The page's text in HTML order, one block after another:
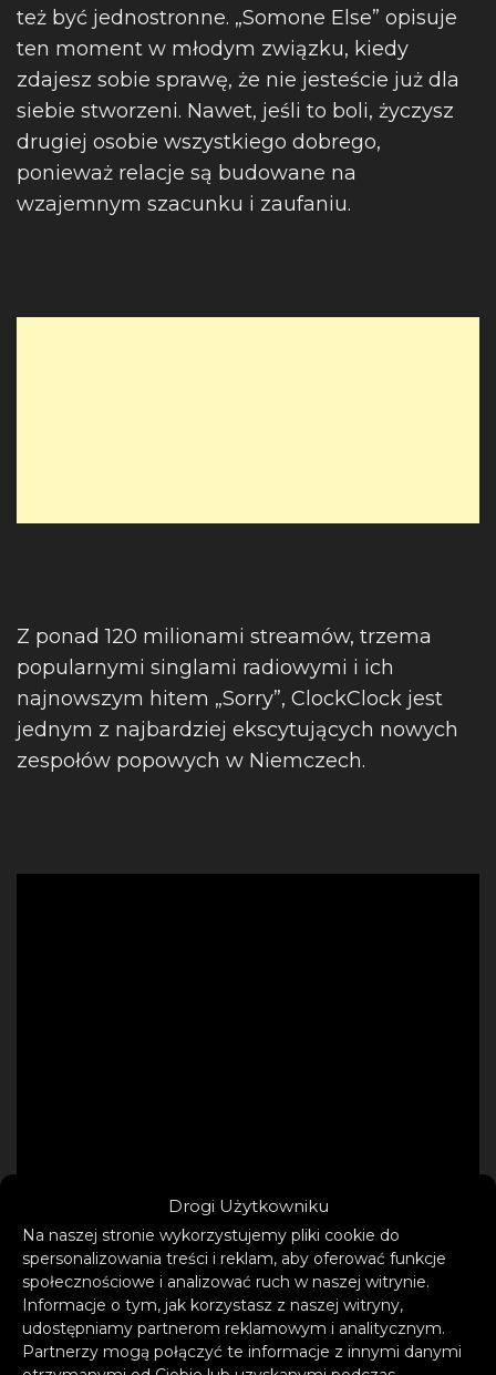
Drogi Użytkowniku
Na naszej stronie wykorzystujemy pliki cookie do
spersonalizowania treści i reklam, aby oferować funkcje
społecznościowe i analizować ruch w naszej witrynie.
Informacje o tym, jak korzystasz z naszej witryny,
udostępniamy partnerom reklamowym i analitycznym.
Partnerzy mogą połączyć te informacje z innymi danymi
też być jednostronne. „Somone Else” opisuje
ten moment w młodym związku, kiedy
zdajesz sobie sprawę, że nie jesteście już dla
siebie stworzeni. Nawet, jeśli to boli, życzysz
drugiej osobie wszystkiego dobrego,
ponieważ relacje są budowane na
wzajemnym szacunku i zaufaniu.
Z ponad 120 milionami streamów, trzema
popularnymi singlami radiowymi i ich
najnowszym hitem „Sorry”, ClockClock jest
jednym z najbardziej ekscytujących nowych
zespołów popowych w Niemczech.